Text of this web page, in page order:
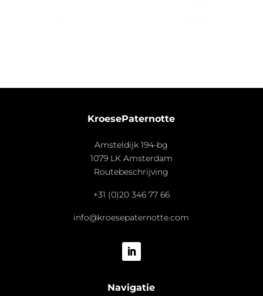
KroesePaternotte
Amsteldijk 194-bg
1079 LK Amsterdam
Routebeschrijving
+31 (0)20 346 77 66
info@kroesepaternotte.com
Navigatie